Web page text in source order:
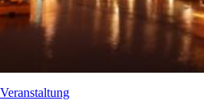
Veranstaltung